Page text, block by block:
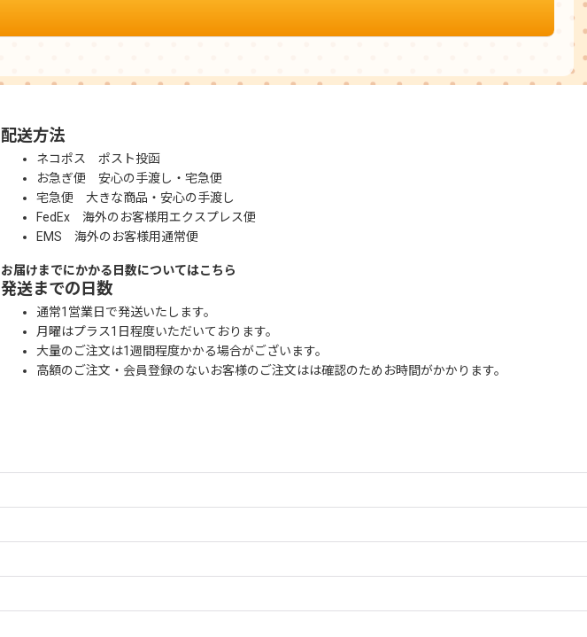
配送方法
ネコポス ポスト投函
お急ぎ便 安心の手渡し・宅急便
宅急便 大きな商品・安心の手渡し
FedEx 海外のお客様用エクスプレス便
EMS 海外のお客様用通常便
お届けまでにかかる日数についてはこちら
発送までの日数
通常1営業日で発送いたします。
月曜はプラス1日程度いただいております。
大量のご注文は1週間程度かかる場合がございます。
高額のご注文・会員登録のないお客様のご注文はは確認のためお時間がかかります。